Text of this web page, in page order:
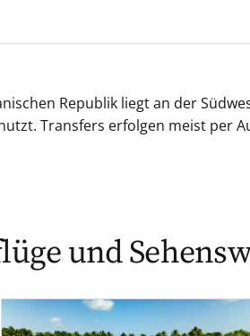
Republik liegt an der
Transfers erfolgen meist per
und